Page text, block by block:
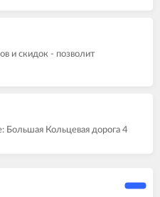
и скидок - позволит
Кольцевая дорога 4